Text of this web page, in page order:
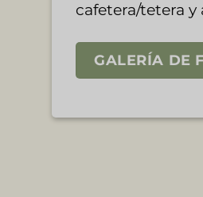
cafetera/tetera
GALERÍA DE